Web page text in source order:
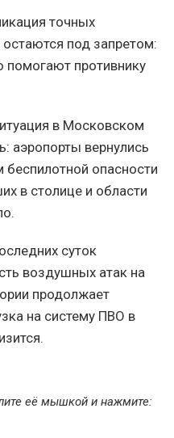
точных
под запретом:
помогают противнику
в Московском
аэропорты вернулись
опасности
в столице и области
суток
воздушных атак на
продолжает
на систему ПВО в
её мышкой и нажмите: